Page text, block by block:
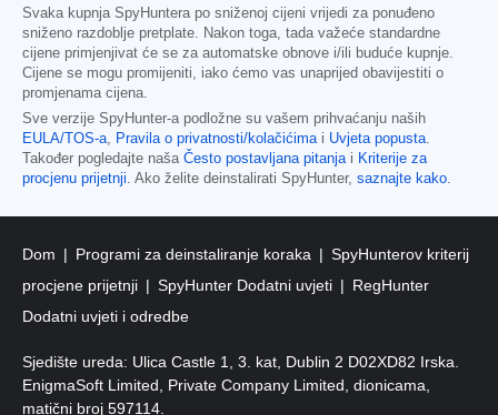
Svaka kupnja SpyHuntera po sniženoj cijeni vrijedi za ponuđeno
sniženo razdoblje pretplate. Nakon toga, tada važeće standardne
cijene primjenjivat će se za automatske obnove i/ili buduće kupnje.
Cijene se mogu promijeniti, iako ćemo vas unaprijed obavijestiti o
promjenama cijena.
Sve verzije SpyHunter-a podložne su vašem prihvaćanju naših
EULA/TOS-a, Pravila o privatnosti/kolačićimai Uvjeta popusta.
Također pogledajte naša Često postavljana pitanjai Kriterije za
procjenu prijetnji. Ako želite deinstalirati SpyHunter, saznajte kako.
Dom Programi za deinstaliranje koraka
SpyHunterov kriterij
procjene prijetnji
SpyHunter Dodatni uvjeti
RegHunter
Dodatni uvjeti i odredbe
Sjedište ureda: Ulica Castle 1, 3. kat, Dublin 2 D02XD82 Irska.
EnigmaSoft Limited, Private Company Limited, dionicama,
matični broj 597114.